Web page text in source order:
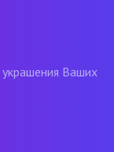
Ваших